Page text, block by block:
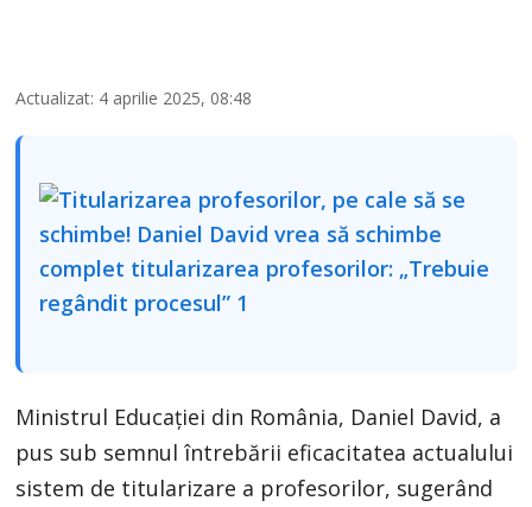
Actualizat: 4 aprilie 2025, 08:48
Ministrul Educației din România, Daniel David, a
pus sub semnul întrebării eficacitatea actualului
sistem de titularizare a profesorilor, sugerând